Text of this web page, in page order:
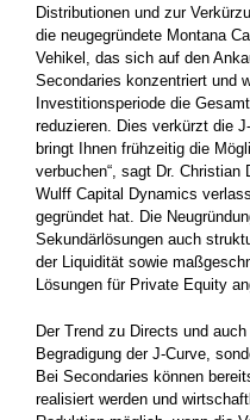
Distributionen und zur
die neugegründete Montana
Vehikel, das sich auf den
Secondaries konzen­triert und
Investitionsperiode die
reduzieren. Dies verkürzt die
bringt Ihnen frühzeitig die
verbuchen“, sagt Dr. Christian
Wulff Capital Dynamics
gegründet hat. Die
Sekundärlösungen auch
der Liquidität sowie
Lösungen für Private Equity
Der Trend zu Directs und
Begradigung der J-Curve,
Bei Secondaries können
realisiert werden und